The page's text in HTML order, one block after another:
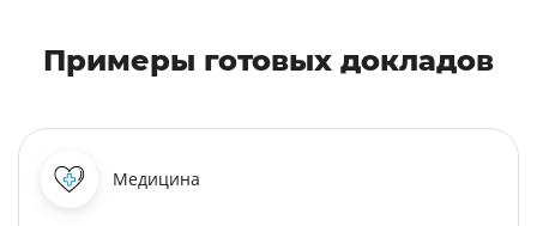
Примеры готовых докладов
Медицина